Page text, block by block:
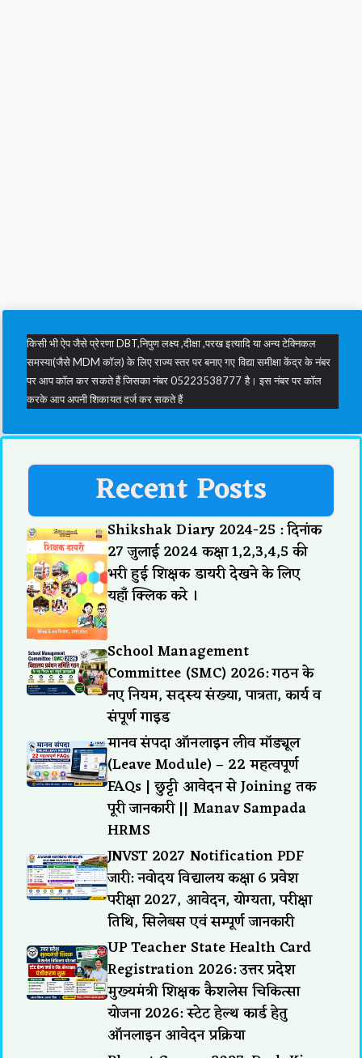
किसी भी ऐप जैसे प्रेरणा DBT,निपुण लक्ष्य ,दीक्षा ,परख इत्यादि या अन्य टेक्निकल
समस्या(जैसे MDM कॉल) के लिए राज्य स्तर पर बनाए गए विद्या समीक्षा केंद्र के नंबर
पर आप कॉल कर सकते हैं जिसका नंबर 05223538777 है। इस नंबर पर कॉल
करके आप अपनी शिकायत दर्ज कर सकते हैं
Recent Posts
Shikshak Diary 2024-25 : दिनांक
27 जुलाई 2024 कक्षा 1,2,3,4,5 की
भरी हुई शिक्षक डायरी देखने के लिए
यहाँ क्लिक करे ।
School Management
Committee (SMC) 2026: गठन के
नए नियम, सदस्य संख्या, पात्रता, कार्य व
संपूर्ण गाइड
मानव संपदा ऑनलाइन लीव मॉड्यूल
(Leave Module) – 22 महत्वपूर्ण
FAQs | छुट्टी आवेदन से Joining तक
पूरी जानकारी || Manav Sampada
HRMS
JNVST 2027 Notification PDF
जारी: नवोदय विद्यालय कक्षा 6 प्रवेश
परीक्षा 2027, आवेदन, योग्यता, परीक्षा
तिथि, सिलेबस एवं सम्पूर्ण जानकारी
UP Teacher State Health Card
Registration 2026: उत्तर प्रदेश
मुख्यमंत्री शिक्षक कैशलेस चिकित्सा
योजना 2026: स्टेट हेल्थ कार्ड हेतु
ऑनलाइन आवेदन प्रक्रिया